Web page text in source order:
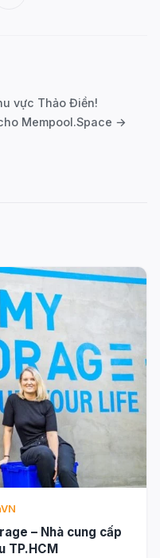
vực Thảo Điền!
Mempool.Space →
– Nhà cung cấp
TP.HCM